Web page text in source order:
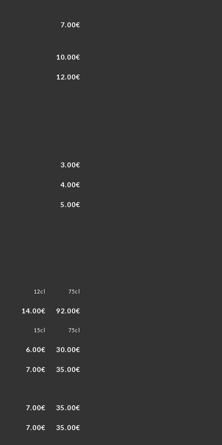
7.00€
10.00€
12.00€
3.00€
4.00€
5.00€
12cl 75cl
14.00€ 92.00€
15cl 75cl
6.00€ 30.00€
7.00€ 35.00€
7.00€ 35.00€
7.00€ 35.00€